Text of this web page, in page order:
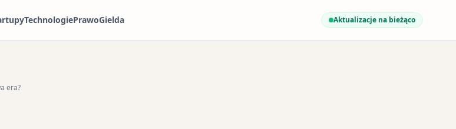
TechnologiePrawoGielda Aktualizacje na bieżąco
era?